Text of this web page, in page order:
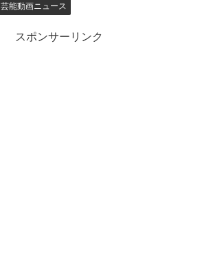
芸能動画ニュース
スポンサーリンク